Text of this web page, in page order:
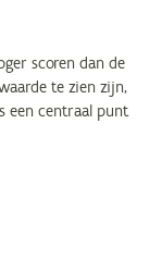
scoren dan de
te zien zijn,
een centraal punt